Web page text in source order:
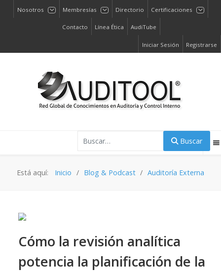
Nosotros Membresías Directorio Certificaciones
Contacto Línea Ética AudiTube
Iniciar Sesión Registrarse
Buscar
Está aquí: Inicio Blog & Podcast Auditoría Externa
Cómo la revisión analítica
potencia la planificación de la